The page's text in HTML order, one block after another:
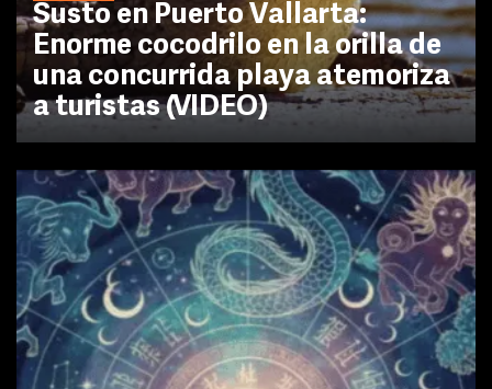
Susto en Puerto Vallarta:
Enorme cocodrilo en la orilla de
una concurrida playa atemoriza
a turistas (VIDEO)